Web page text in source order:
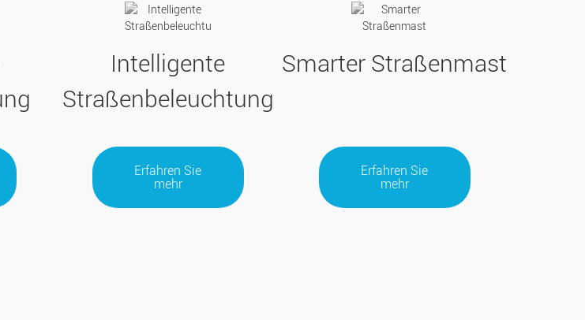
Intelligente
Straßenbeleuchtung
Erfahren Sie
mehr
Smarter Straßenmast
Erfahren Sie
mehr